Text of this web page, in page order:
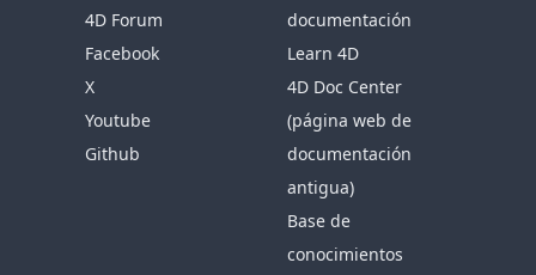
4D Forum
Facebook
X
Youtube
Github
documentación
Learn 4D
4D Doc Center
(página web de
documentación
antigua)
Base de
conocimientos